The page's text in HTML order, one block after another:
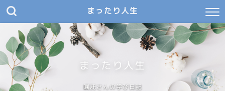
まったり人生
まったり人生
嘱託さんの学び日記